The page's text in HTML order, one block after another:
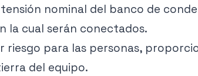
nominal del banco de
la cual serán conectados.
riesgo para las personas,
del equipo.